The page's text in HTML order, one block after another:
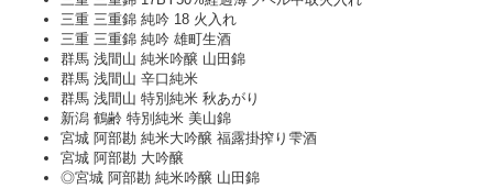
三重 三重錦 純吟 18 火入れ
三重 三重錦 純吟 雄町生酒
群馬 浅間山 純米吟醸 山田錦
群馬 浅間山 辛口純米
群馬 浅間山 特別純米 秋あがり
新潟 鶴齢 特別純米 美山錦
宮城 阿部勘 純米大吟醸 福露掛搾り雫酒
宮城 阿部勘 大吟醸
◎宮城 阿部勘 純米吟醸 山田錦